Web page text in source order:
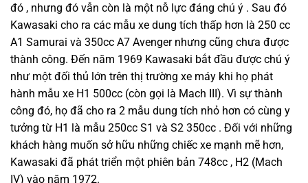
đó , nhưng đó vẫn còn là một nỗ lực đáng chú ý . Sau đó
Kawasaki cho ra các mẫu xe dung tích thấp hơn là 250 cc
A1 Samurai và 350cc A7 Avenger nhưng cũng chưa được
thành công. Đến năm 1969 Kawasaki bắt đầu được chú ý
như một đối thủ lớn trên thị trường xe máy khi họ phát
hành mẫu xe H1 500cc (còn gọi là Mach III). Vì sự thành
công đó, họ đã cho ra 2 mẫu dung tích nhỏ hơn có cùng y
tưởng từ H1 là mẫu 250cc S1 và S2 350cc . Đối với những
khách hàng muốn sở hữu những chiếc xe mạnh mẽ hơn,
Kawasaki đã phát triển một phiên bản 748cc , H2 (Mach
IV) vào năm 1972.